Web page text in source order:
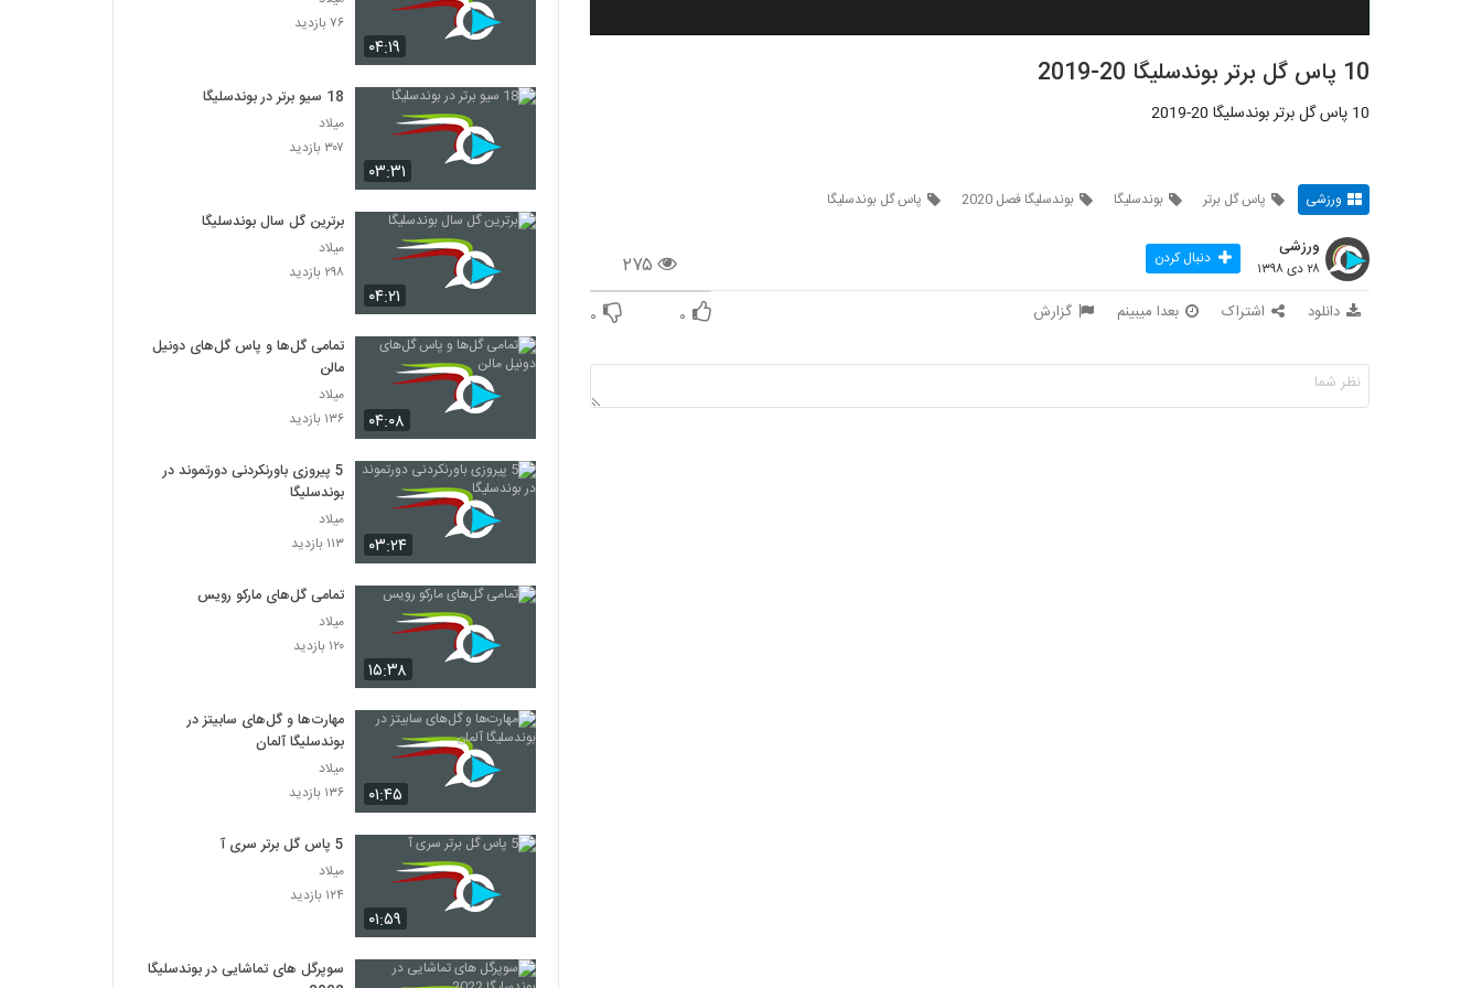
10 پاس گل برتر بوندسلیگا 20-2019
10 پاس گل برتر بوندسلیگا 20-2019
ورزشی پاس گل برتر بوندسلیگا بوندسلیگا فصل 2020 پاس گل بوندسلیگا
۲۷۵
ورزشی
۲۸ دی ۱۳۹۸ دنبال کردن
دانلود اشتراک بعدا میبینم گزارش ۰ ۰
۰۴:۱۹
۷۶ بازدید
۰۳:۳۱
18 سیو برتر در بوندسلیگا
میلاد
۳۰۷ بازدید
۰۴:۲۱
برترین گل سال بوندسلیگا
میلاد
۲۹۸ بازدید
۰۴:۰۸
تمامی گل‌ها و پاس گل‌های دونیل
مالن
میلاد
۱۳۶ بازدید
۰۳:۲۴
5 پیروزی باورنکردنی دورتموند در
بوندسلیگا
میلاد
۱۱۳ بازدید
۱۵:۳۸
تمامی گل‌های مارکو رویس
میلاد
۱۲۰ بازدید
۰۱:۴۵
مهارت‌ها و گل‌های سابیتز در
بوندسلیگا آلمان
میلاد
۱۳۶ بازدید
۰۱:۵۹
5 پاس گل برتر سری آ
میلاد
۱۲۴ بازدید
سوپرگل های تماشایی در بوندسلیگا